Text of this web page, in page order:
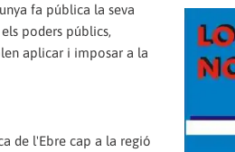
fa pública la seva
poders públics,
aplicar i imposar a la
de l'Ebre cap a la regió